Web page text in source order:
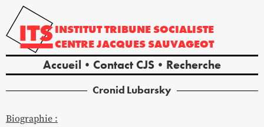
INSTITUTTRIBUNE SOCIALISTE
CENTREJACQUES SAUVAGEOT
Accueil Contact CJS Recherche
Cronid Lubarsky
Biographie :